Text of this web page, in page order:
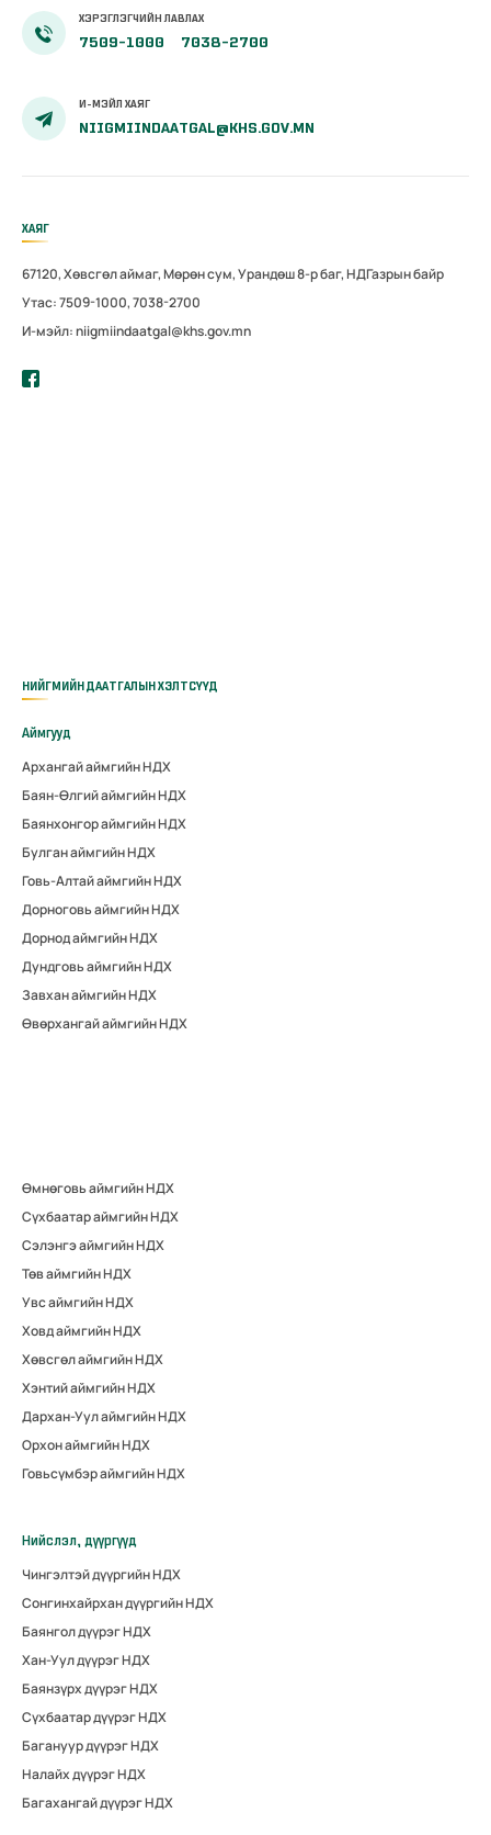
ХЭРЭГЛЭГЧИЙН ЛАВЛАХ
7509-1000 7038-2700
И-МЭЙЛ ХАЯГ
NIIGMIINDAATGAL@KHS.GOV.MN
ХАЯГ
67120, Хөвсгөл аймаг, Мөрөн сум, Урандөш 8-р баг, НДГазрын байр
Утас: 7509-1000, 7038-2700
И-мэйл: niigmiindaatgal@khs.gov.mn
НИЙГМИЙН ДААТГАЛЫН ХЭЛТСҮҮД
Аймгууд
Архангай аймгийн НДХ
Баян-Өлгий аймгийн НДХ
Баянхонгор аймгийн НДХ
Булган аймгийн НДХ
Говь-Алтай аймгийн НДХ
Дорноговь аймгийн НДХ
Дорнод аймгийн НДХ
Дундговь аймгийн НДХ
Завхан аймгийн НДХ
Өвөрхангай аймгийн НДХ
Өмнөговь аймгийн НДХ
Сүхбаатар аймгийн НДХ
Сэлэнгэ аймгийн НДХ
Төв аймгийн НДХ
Увс аймгийн НДХ
Ховд аймгийн НДХ
Хөвсгөл аймгийн НДХ
Хэнтий аймгийн НДХ
Дархан-Уул аймгийн НДХ
Орхон аймгийн НДХ
Говьсүмбэр аймгийн НДХ
Нийслэл, дүүргүүд
Чингэлтэй дүүргийн НДХ
Сонгинхайрхан дүүргийн НДХ
Баянгол дүүрэг НДХ
Хан-Уул дүүрэг НДХ
Баянзүрх дүүрэг НДХ
Сүхбаатар дүүрэг НДХ
Багануур дүүрэг НДХ
Налайх дүүрэг НДХ
Багахангай дүүрэг НДХ